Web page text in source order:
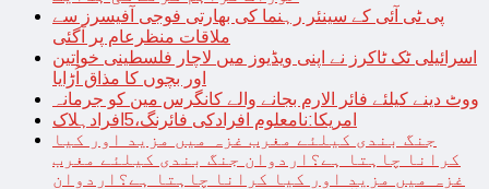
پی ٹی آئی کے سینئر رہنما کی بھارتی فوجی آفیسرز سے
ملاقات منظرعام پر آگئی
اسرائیلی ٹک ٹاکرز نے اپنی ویڈیوز میں لاچار فلسطینی خواتین
اور بچوں کا مذاق اُڑایا
ووٹ دینے کیلئے فائر الارم بجانے والے کانگرس مین کو جرمانہ
امریکا:نامعلوم افرادکی فائرنگ،5افرادہلاک
جنگ بندی کیلئے مغرب غزہ میں مزید اور کیا
کرانا چاہتا ہے؟اردوان جنگ بندی کیلئے مغرب
غزہ میں مزید اور کیا کرانا چاہتا ہے؟اردوان